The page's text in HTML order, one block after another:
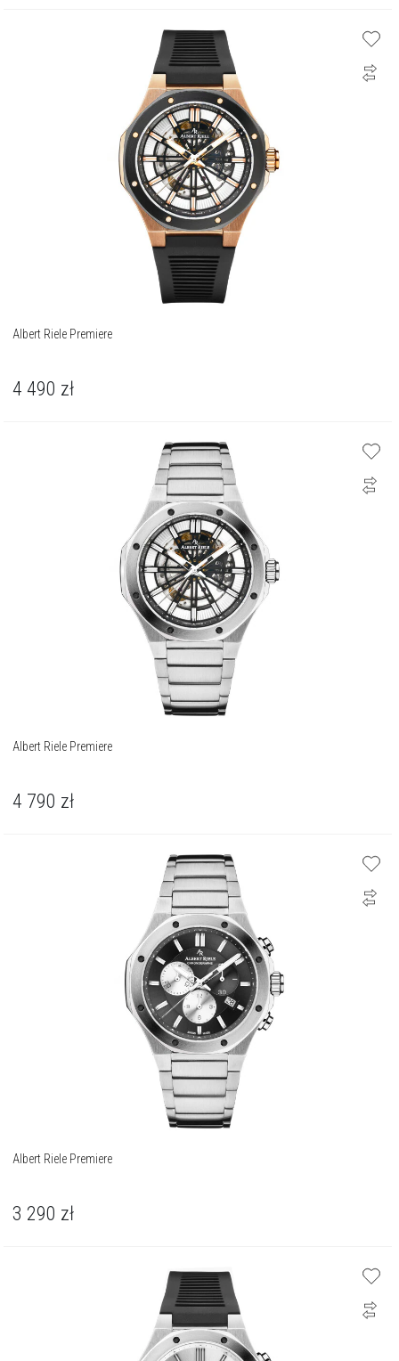
Albert Riele Premiere
4 490 zł
Albert Riele Premiere
4 790 zł
Albert Riele Premiere
3 290 zł